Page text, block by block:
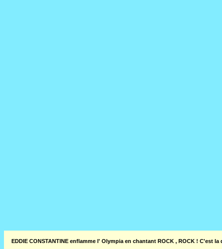
EDDIE CONSTANTINE enflamme l' Olympia en chantant ROCK , ROCK ! C'est la